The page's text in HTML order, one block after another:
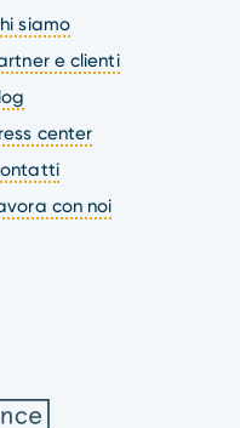
siamo
e clienti
center
con noi